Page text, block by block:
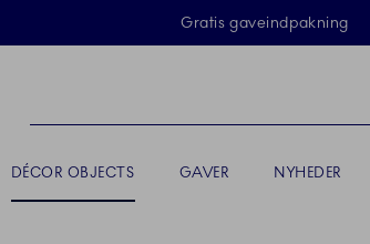
Skip Navigation
Gratis gaveindpakning
AKTIV
DÉCOR OBJECTS GAVER NYHEDER